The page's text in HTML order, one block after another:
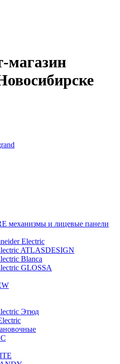
магазин
механизмы и лицевые панели
Electric
ATLASDESIGN
Blanca
GLOSSA
Этюд